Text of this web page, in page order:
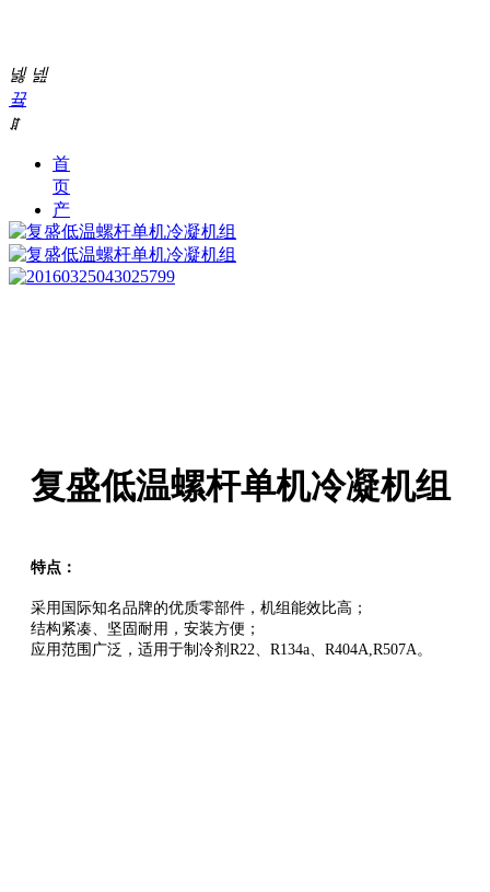
끀
ꁲ
首
页
产
品
中
心
加
入
们
下
载
联
系
넳 넲
复盛低温螺杆单机冷凝机组
特点：
采用国际知名品牌的优质零部件，机组能效比高；
结构紧凑、坚固耐用，安装方便；
应用范围广泛，适用于制冷剂R22、R134a、R404A,R507A。